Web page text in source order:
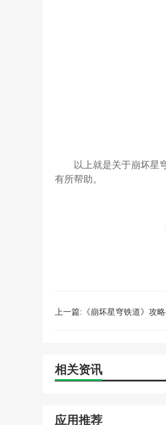
以上就是关于崩坏星
有所帮助。
上一篇:《崩坏星穹铁道》
相关资讯
应用推荐